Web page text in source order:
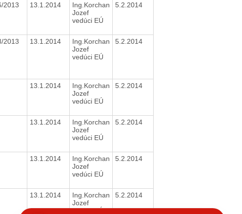
2013 13.1.2014
Ing.Korchan
Jozef
vedúci EÚ
5.2.2014
2013 13.1.2014
Ing.Korchan
Jozef
vedúci EÚ
5.2.2014
13.1.2014
Ing.Korchan
Jozef
vedúci EÚ
5.2.2014
13.1.2014
Ing.Korchan
Jozef
vedúci EÚ
5.2.2014
13.1.2014
Ing.Korchan
Jozef
vedúci EÚ
5.2.2014
13.1.2014
Ing.Korchan
Jozef
vedúci EÚ
5.2.2014
Chatbot